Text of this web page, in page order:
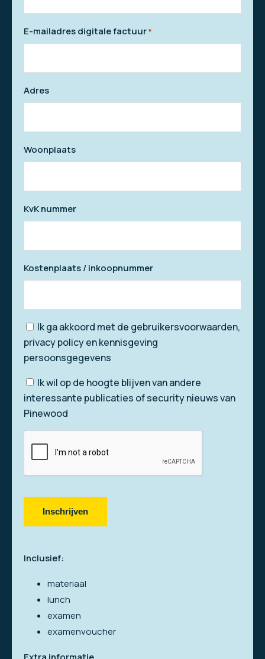
E-mailadres digitale factuur*
Adres
Woonplaats
KvK nummer
Kostenplaats / inkoopnummer
Ik ga akkoord met de gebruikersvoorwaarden,
privacy policy en kennisgeving
persoonsgegevens
Nieuwsbrief
Ik wil op de hoogte blijven van andere
interessante publicaties of security nieuws van
Pinewood
Inschrijven
Inclusief:
materiaal
lunch
examen
examenvoucher